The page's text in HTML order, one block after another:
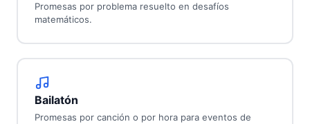
Promesas por problema resuelto en desafíos
matemáticos.
Bailatón
Promesas por canción o por hora para eventos de